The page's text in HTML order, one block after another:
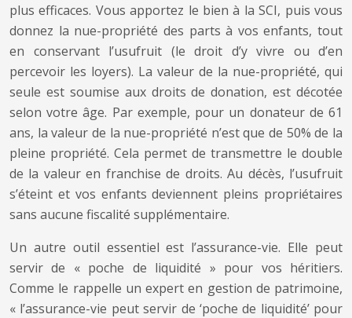
plus efficaces. Vous apportez le bien à la SCI, puis vous
donnez la nue-propriété des parts à vos enfants, tout
en conservant l’usufruit (le droit d’y vivre ou d’en
percevoir les loyers). La valeur de la nue-propriété, qui
seule est soumise aux droits de donation, est décotée
selon votre âge. Par exemple, pour un donateur de 61
ans, la valeur de la nue-propriété n’est que de 50% de la
pleine propriété. Cela permet de transmettre le double
de la valeur en franchise de droits. Au décès, l’usufruit
s’éteint et vos enfants deviennent pleins propriétaires
sans aucune fiscalité supplémentaire.
Un autre outil essentiel est l’assurance-vie. Elle peut
servir de « poche de liquidité » pour vos héritiers.
Comme le rappelle un expert en gestion de patrimoine,
« l’assurance-vie peut servir de ‘poche de liquidité’ pour